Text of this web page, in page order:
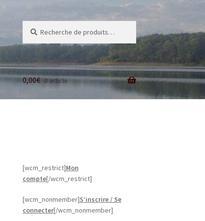
pour :
0,00€ 0 article
[wcm_restrict]Mon
compte[/wcm_restrict]
[wcm_nonmember]S’inscrire / Se
connecter[/wcm_nonmember]